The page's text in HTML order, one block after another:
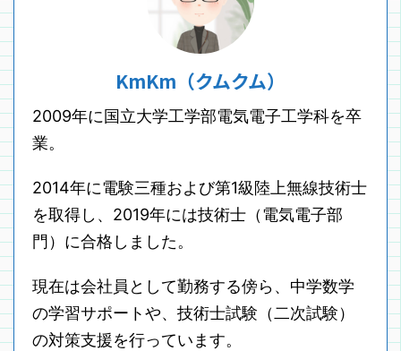
KmKm（クムクム）
2009年に国立大学工学部電気電子工学科を卒
業。
2014年に電験三種および第1級陸上無線技術士
を取得し、2019年には技術士（電気電子部
門）に合格しました。
現在は会社員として勤務する傍ら、中学数学
の学習サポートや、技術士試験（二次試験）
の対策支援を行っています。